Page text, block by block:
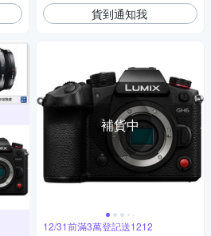
貨到通知我
補貨中
12/31前滿3萬登記送1212